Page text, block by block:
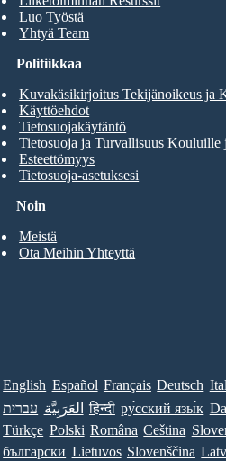
Luo Työstä
Yhtyä Team
Noin
Meistä
Ota Meihin Yhteyttä
Politiikkaa
Kuvakäsikirjoitus Tekijänoikeus ja
Käyttöehdot
Tietosuojakäytäntö
Tietosuoja ja Turvallisuus
Esteettömyys
Tietosuoja-asetuksesi
English Español Français Deutsch
עברית العَرَبِيَّة हिन्दी ру́сский язы́к
Türkçe Polski Româna Ceština
български Lietuvos Slovenščina